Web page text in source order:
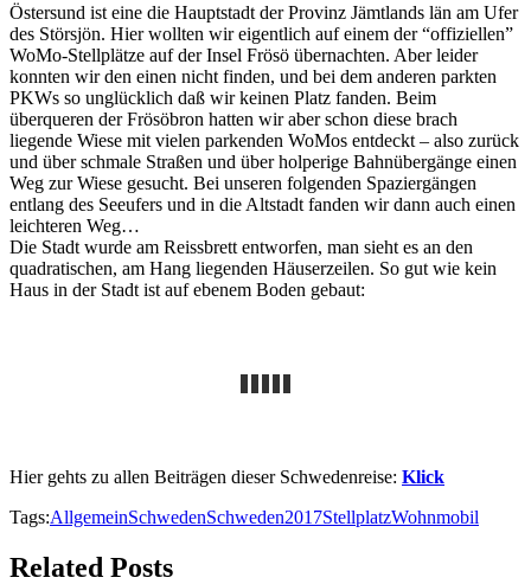
Östersund ist eine die Hauptstadt der Provinz Jämtlands län am Ufer
des Störsjön. Hier wollten wir eigentlich auf einem der “offiziellen”
WoMo-Stellplätze auf der Insel Frösö übernachten. Aber leider
konnten wir den einen nicht finden, und bei dem anderen parkten
PKWs so unglücklich daß wir keinen Platz fanden. Beim
überqueren der Frösöbron hatten wir aber schon diese brach
liegende Wiese mit vielen parkenden WoMos entdeckt – also zurück
und über schmale Straßen und über holperige Bahnübergänge einen
Weg zur Wiese gesucht. Bei unseren folgenden Spaziergängen
entlang des Seeufers und in die Altstadt fanden wir dann auch einen
leichteren Weg…
Die Stadt wurde am Reissbrett entworfen, man sieht es an den
quadratischen, am Hang liegenden Häuserzeilen. So gut wie kein
Haus in der Stadt ist auf ebenem Boden gebaut:
Hier gehts zu allen Beiträgen dieser Schwedenreise: Klick
Tags:AllgemeinSchwedenSchweden2017StellplatzWohnmobil
Related Posts